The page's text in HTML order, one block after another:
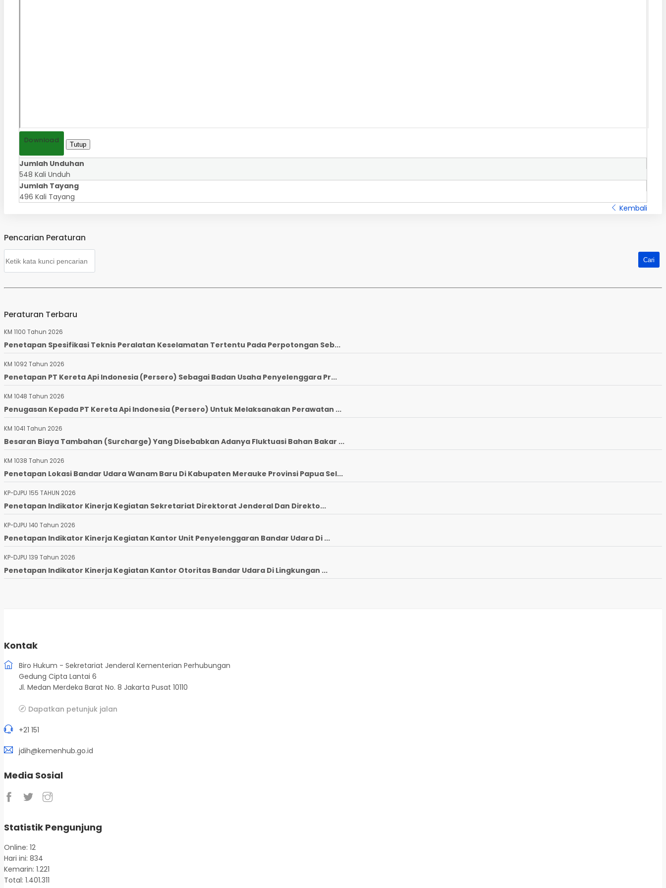
Download Tutup
Jumlah Unduhan
548 Kali Unduh
Jumlah Tayang
496 Kali Tayang
Kembali
Pencarian Peraturan
Peraturan Terbaru
KM 1100 Tahun 2026
Penetapan Spesifikasi Teknis Peralatan Keselamatan Tertentu Pada Perpotongan Seb...
KM 1092 Tahun 2026
Penetapan PT Kereta Api Indonesia (Persero) Sebagai Badan Usaha Penyelenggara Pr...
KM 1048 Tahun 2026
Penugasan Kepada PT Kereta Api Indonesia (Persero) Untuk Melaksanakan Perawatan ...
KM 1041 Tahun 2026
Besaran Biaya Tambahan (Surcharge) Yang Disebabkan Adanya Fluktuasi Bahan Bakar ...
KM 1038 Tahun 2026
Penetapan Lokasi Bandar Udara Wanam Baru Di Kabupaten Merauke Provinsi Papua Sel...
KP-DJPU 155 TAHUN 2026
Penetapan Indikator Kinerja Kegiatan Sekretariat Direktorat Jenderal Dan Direkto...
KP-DJPU 140 Tahun 2026
Penetapan Indikator Kinerja Kegiatan Kantor Unit Penyelenggaran Bandar Udara Di ...
KP-DJPU 139 Tahun 2026
Penetapan Indikator Kinerja Kegiatan Kantor Otoritas Bandar Udara Di Lingkungan ...
Kontak
Biro Hukum - Sekretariat Jenderal Kementerian Perhubungan
Gedung Cipta Lantai 6
Jl. Medan Merdeka Barat No. 8 Jakarta Pusat 10110
Dapatkan petunjuk jalan
+21 151
jdih@kemenhub.go.id
Media Sosial
Statistik Pengunjung
Online: 12
Hari ini: 834
Kemarin: 1.221
Total: 1.401.311